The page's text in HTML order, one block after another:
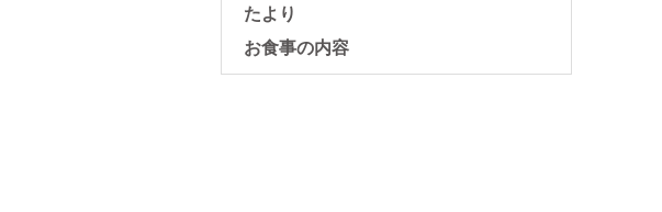
たより
お食事の内容